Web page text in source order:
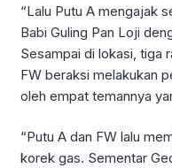
“Lalu Putu A mengajak
Babi Guling Pan Loji
Sesampai di lokasi, tiga
FW beraksi melakukan
oleh empat temannya
“Putu A dan FW lalu
korek gas. Sementar